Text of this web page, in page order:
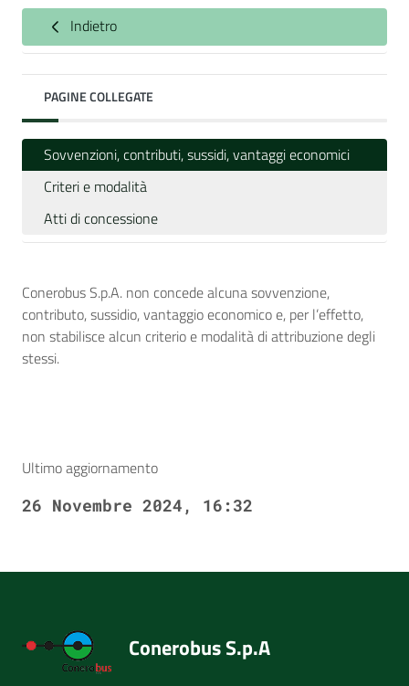
Indietro
PAGINE COLLEGATE
Sovvenzioni, contributi, sussidi, vantaggi economici
Criteri e modalità
Atti di concessione
Conerobus S.p.A. non concede alcuna sovvenzione,
contributo, sussidio, vantaggio economico e, per l’effetto,
non stabilisce alcun criterio e modalità di attribuzione degli
stessi.
Ultimo aggiornamento
26 Novembre 2024, 16:32
Conerobus S.p.A